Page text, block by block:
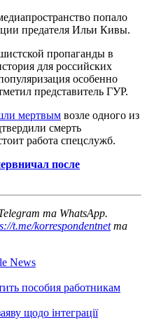
попало
предателя Ильи Кивы.
пропаганды в
для российских
особенно
представитель ГУР.
мертвым возле одного из
смерть
работа спецслужб.
после
та WhatsApp.
t.me/korrespondentnetта
News
пособия работникам
щодо інтеграції